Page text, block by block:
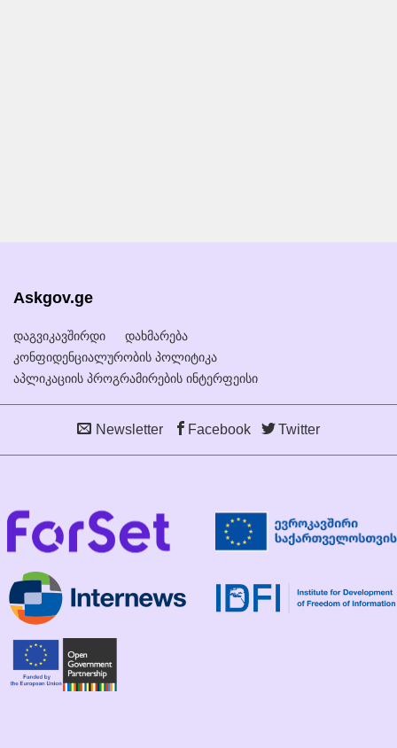
Askgov.ge
დაგვიკავშირდი
დახმარება
კონფიდენციალურობის პოლიტიკა
აპლიკაციის პროგრამირების ინტერფეისი
Newsletter Facebook Twitter